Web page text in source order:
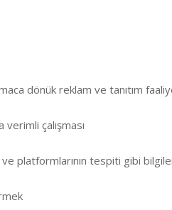
dönük reklam ve tanıtım
çalışması
platformlarının tespiti gibi